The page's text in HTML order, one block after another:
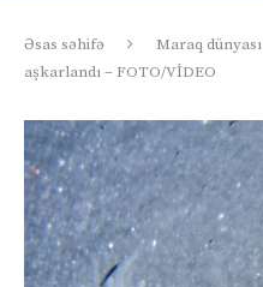
Əsas səhifə Maraq dünyası
aşkarlandı – FOTO/VİDEO